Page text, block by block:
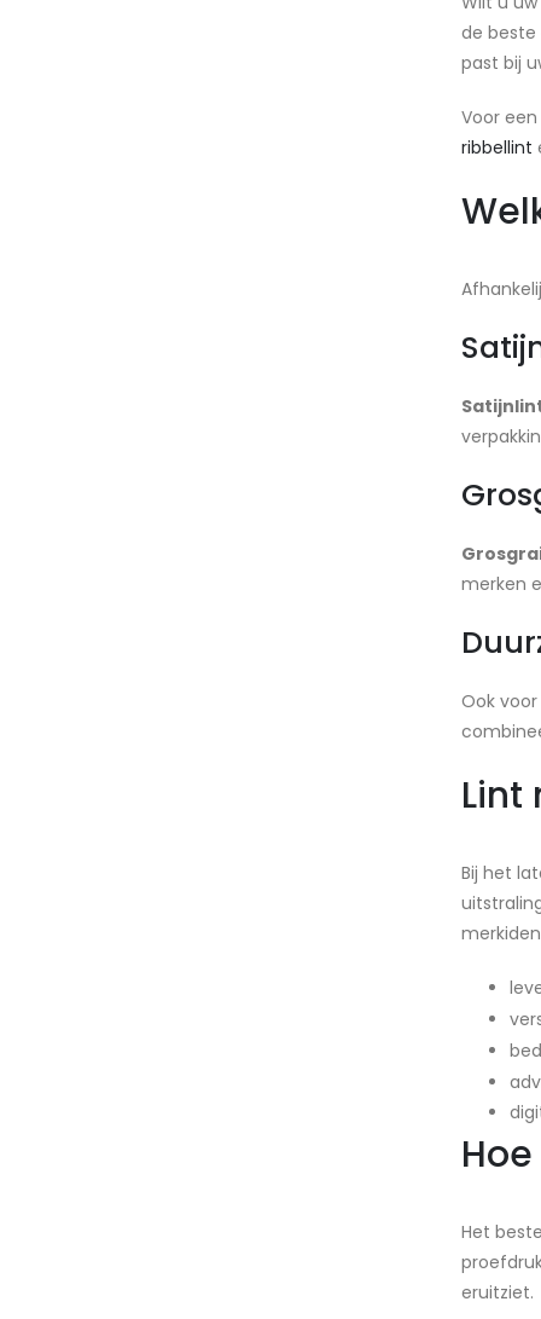
de beste
past bij
Voor
ribbellint
merken
Ook
Lint
Bij het
Het
eruitziet.